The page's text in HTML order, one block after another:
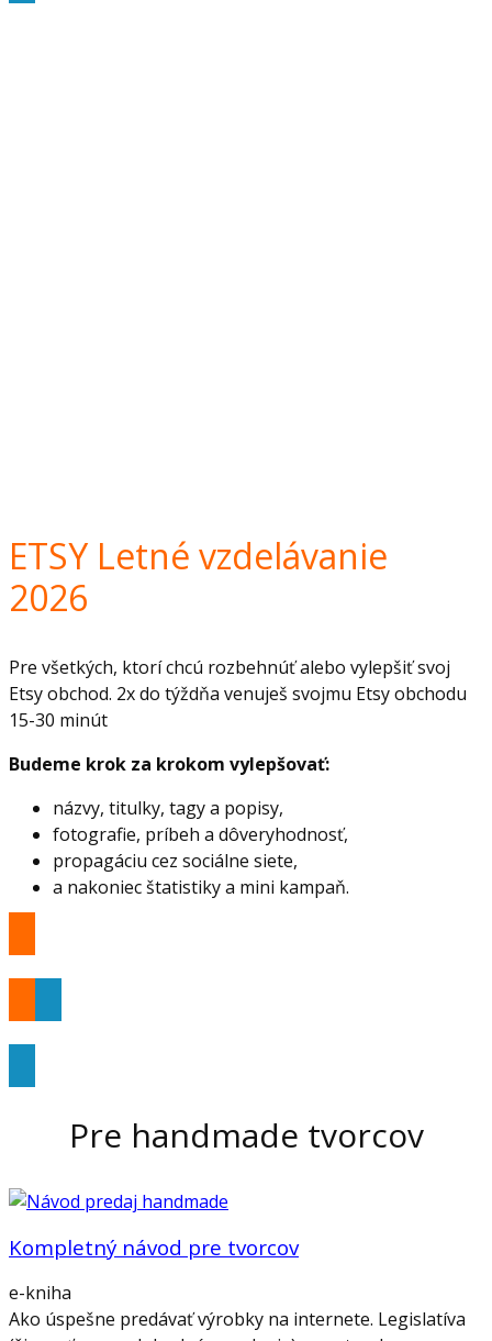
ETSY Letné vzdelávanie
2026
Pre všetkých, ktorí chcú rozbehnúť alebo vylepšiť svoj
Etsy obchod. 2x do týždňa venuješ svojmu Etsy obchodu
15-30 minút
Budeme krok za krokom vylepšovať:
názvy, titulky, tagy a popisy,
fotografie, príbeh a dôveryhodnosť,
propagáciu cez sociálne siete,
a nakoniec štatistiky a mini kampaň.
Pre handmade tvorcov
Kompletný návod pre tvorcov
e-kniha
Ako úspešne predávať výrobky na internete. Legislatíva